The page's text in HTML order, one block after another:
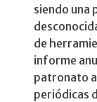
siendo una
de
informe
patronato
periódicas